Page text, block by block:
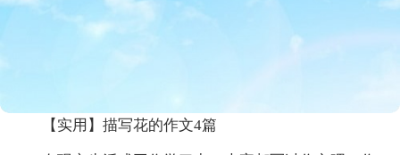
【实用】描写花的作文4篇